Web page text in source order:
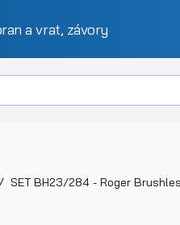
a vrat, závory
SET BH23/284 - Roger Brushless pákové pohony křídlových bran do 2,8m jednoho